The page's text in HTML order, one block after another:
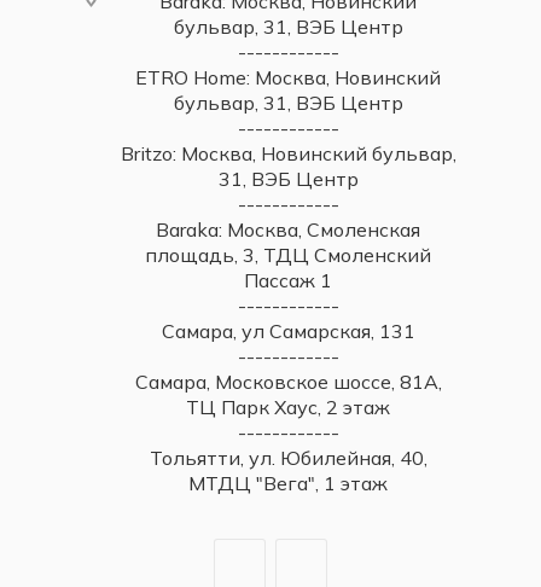
бульвар, 31, ВЭБ Центр
------------
ETRO Home: Москва, Новинский
бульвар, 31, ВЭБ Центр
------------
Britzo: Москва, Новинский бульвар,
31, ВЭБ Центр
------------
Baraka: Москва, Смоленская
площадь, 3, ТДЦ Смоленский
Пассаж 1
------------
Самара, ул Самарская, 131
------------
Самара, Московское шоссе, 81А,
ТЦ Парк Хаус, 2 этаж
------------
Тольятти, ул. Юбилейная, 40,
МТДЦ "Вега", 1 этаж